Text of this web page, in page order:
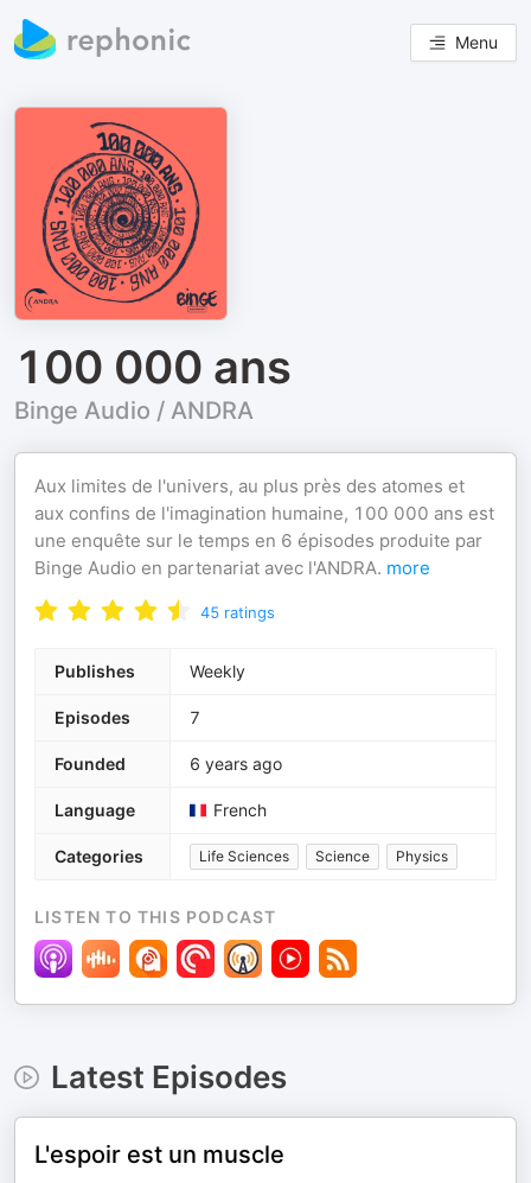
Menu
100 000 ans
Binge Audio / ANDRA
Aux limites de l'univers, au plus près des atomes et
aux confins de l'imagination humaine, 100 000 ans est
une enquête sur le temps en 6 épisodes produite par
Binge Audio en partenariat avec l'ANDRA. more
45 ratings
Publishes Weekly
Episodes 7
Founded 6 years ago
Language French
Categories Life Sciences Science Physics
LISTEN TO THIS PODCAST
Latest Episodes
L'espoir est un muscle